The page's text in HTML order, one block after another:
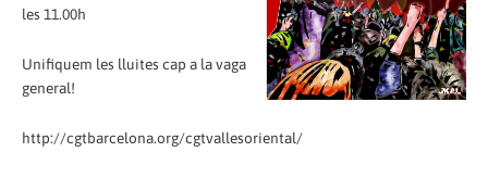
les 11.00h
Unifiquem les lluites cap a la vaga
general!
http://cgtbarcelona.org/cgtvallesoriental/